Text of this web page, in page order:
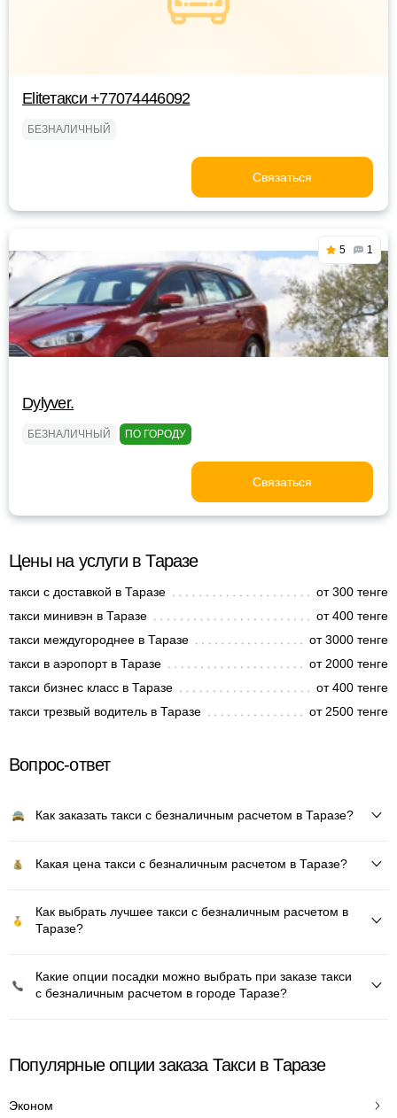
Eliteтакси +77074446092
БЕЗНАЛИЧНЫЙ
Связаться
5 1
Dylyver.
БЕЗНАЛИЧНЫЙ ПО ГОРОДУ
Связаться
Цены на услуги в Таразе
такси с доставкой в Таразе
от 300 тенге
такси минивэн в Таразе
от 400 тенге
такси междугороднее в Таразе
от 3000 тенге
такси в аэропорт в Таразе
от 2000 тенге
такси бизнес класс в Таразе
от 400 тенге
такси трезвый водитель в Таразе
от 2500 тенге
Вопрос-ответ
Как заказать такси с безналичным расчетом в Таразе?
Какая цена такси с безналичным расчетом в Таразе?
Как выбрать лучшее такси с безналичным расчетом в
Таразе?
Какие опции посадки можно выбрать при заказе такси
с безналичным расчетом в городе Таразе?
Популярные опции заказа Такси в Таразе
Эконом